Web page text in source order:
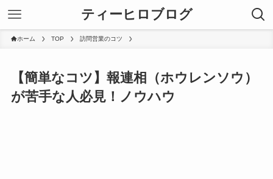
ティーヒロブログ
ホーム TOP 訪問営業のコツ
【簡単なコツ】報連相（ホウレンソウ）
が苦手な人必見！ノウハウ